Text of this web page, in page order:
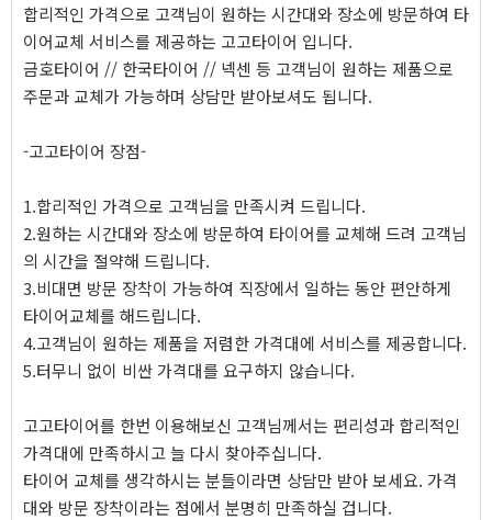
합리적인 가격으로 고객님이 원하는 시간대와 장소에 방문하여 타
이어교체 서비스를 제공하는 고고타이어 입니다.
금호타이어 // 한국타이어 // 넥센 등 고객님이 원하는 제품으로
주문과 교체가 가능하며 상담만 받아보셔도 됩니다.
-고고타이어 장점-
1.합리적인 가격으로 고객님을 만족시켜 드립니다.
2.원하는 시간대와 장소에 방문하여 타이어를 교체해 드려 고객님
의 시간을 절약해 드립니다.
3.비대면 방문 장착이 가능하여 직장에서 일하는 동안 편안하게
타이어교체를 해드립니다.
4.고객님이 원하는 제품을 저렴한 가격대에 서비스를 제공합니다.
5.터무니 없이 비싼 가격대를 요구하지 않습니다.
고고타이어를 한번 이용해보신 고객님께서는 편리성과 합리적인
가격대에 만족하시고 늘 다시 찾아주십니다.
타이어 교체를 생각하시는 분들이라면 상담만 받아 보세요. 가격
대와 방문 장착이라는 점에서 분명히 만족하실 겁니다.